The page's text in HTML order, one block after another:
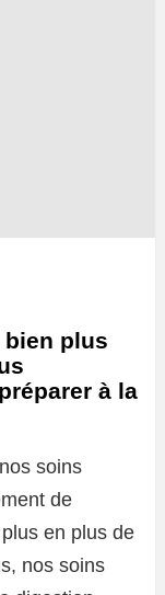
plus
à la
soins
de
en plus de
nos soins